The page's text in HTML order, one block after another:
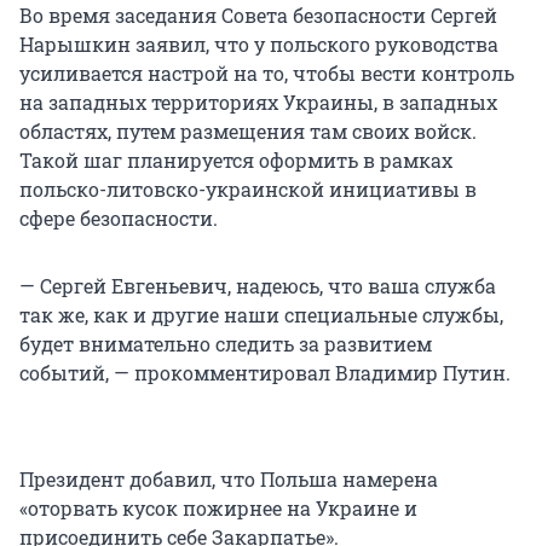
Во время заседания Совета безопасности Сергей
Нарышкин заявил, что у польского руководства
усиливается настрой на то, чтобы вести контроль
на западных территориях Украины, в западных
областях, путем размещения там своих войск.
Такой шаг планируется оформить в рамках
польско-литовско-украинской инициативы в
сфере безопасности.
— Сергей Евгеньевич, надеюсь, что ваша служба
так же, как и другие наши специальные службы,
будет внимательно следить за развитием
событий, — прокомментировал Владимир Путин.
Президент добавил, что Польша намерена
«оторвать кусок пожирнее на Украине и
присоединить себе Закарпатье».